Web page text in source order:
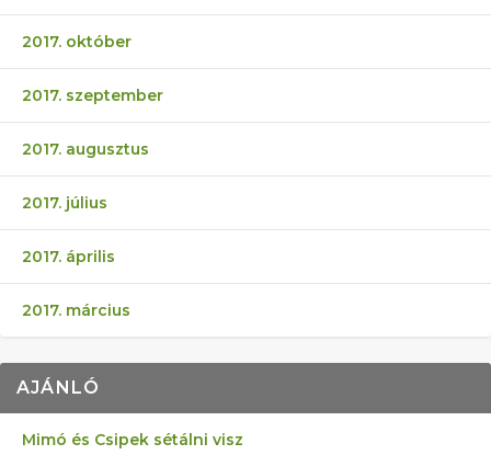
2017. október
2017. szeptember
2017. augusztus
2017. július
2017. április
2017. március
AJÁNLÓ
Mimó és Csipek sétálni visz